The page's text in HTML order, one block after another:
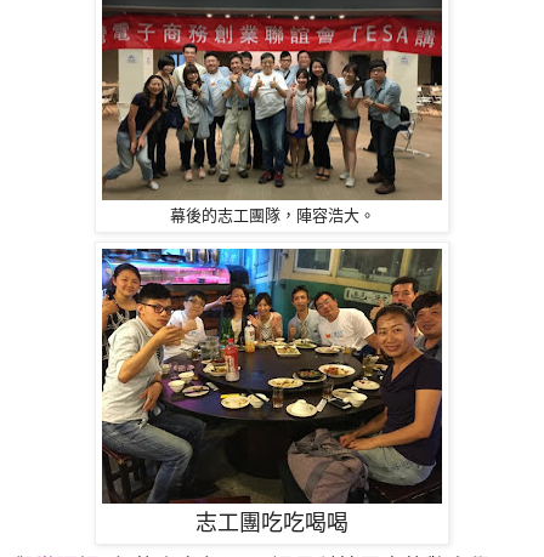
幕後的志工團隊，陣容浩大。
志工團吃吃喝喝